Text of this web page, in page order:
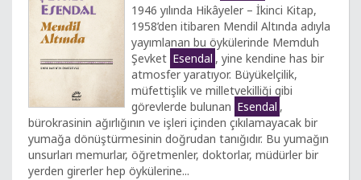
1946 yılında Hikâyeler – İkinci Kitap,
1958’den itibaren Mendil Altında adıyla
yayımlanan bu öykülerinde Memduh
Şevket Esendal , yine kendine has bir
atmosfer yaratıyor. Büyükelçilik,
müfettişlik ve milletvekilliği gibi
görevlerde bulunan Esendal ,
bürokrasinin ağırlığının ve işleri içinden çıkılamayacak bir
yumağa dönüştürmesinin doğrudan tanığıdır. Bu yumağın
unsurları memurlar, öğretmenler, doktorlar, müdürler bir
yerden girerler hep öykülerine...